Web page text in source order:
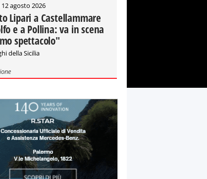
12 agosto 2026
Lipari a Castellammare
e a Pollina: va in scena
spettacolo"
della Sicilia